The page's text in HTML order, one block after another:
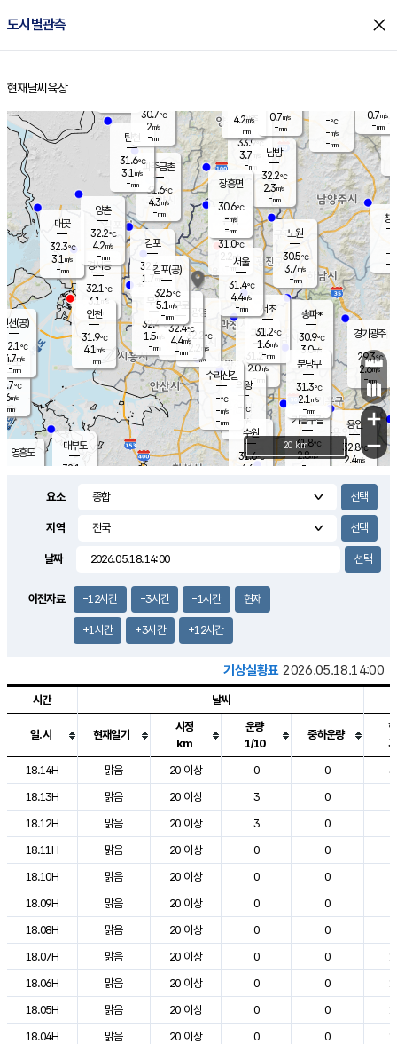
도시별관측 close
홈
현재날씨 육상
의도
℃
m/s
mm
영흥도
양주
33.9℃
3.7
-mm
과천
31.2℃
2.0m/s
- mm
용인
32.8℃
2.4m/s
경기광주
29.3℃
2.6m/s
-mm
4.9m/s
대부도
32.1
경서동
32.1℃
3.1 m/s
-mm
파주금촌
31.6℃
4.3m/s
-mm
-℃
-m/s
-mm
대곶
32.3℃
3.1 m/s
-mm
창
-
-m/
-
탄현
31.6℃
3.1 m/s
-mm
0.7m/s
-mm
의왕
- ℃
m/s
mm
김포
32.4℃
1.7 m/s
mm
광명
32.2 ℃
2.2 m/s
-mm
부천
32.4℃
1.5m/s
-mm
양촌
32.2℃
4.2m/s
-mm
구로
32.4℃
4.4m/s
-mm
은평
31.0℃
2.2 m/s
- mm
노원
30.5℃
3.7m/s
-mm
송파*
30.9℃
3.0m/s
-mm
서초
31.2℃
1.6m/s
-mm
남방
32.2℃
2.3m/s
-mm
기흥구갈
31.8℃
2.8m/s
-
수리산길
-℃
-m/s
-mm
분당구
31.3℃
2.1 m/s
-mm
장흥면
30.6℃
-m/s
-mm
4.2m/s
-mm
인천(공)
32.1℃
4.7m/s
-mm
김포(공)
32.5℃
5.1 m/s
-mm
수원
31.6℃
4.6 m/s
인천
31.9℃
4.1 m/s
-mm
서울
31.4℃
4.4m/s
-mm
30.7℃
2m/s
-mm
0.7m/s
-mm
+
−
20 km
요소
지역
날짜
이전자료 -12시간 -3시간 -1시간 현재
+1시간 +3시간 +12시간
기상실황표 2026.05.18.14:00
도시별 기상실황표로 지점, 날씨, 기온, 강수, 바람, 기압등을 안내한 표입
시간 날씨
일.시 현재일기
시정
km
운량
1/10
중하운량
18.14H
맑음 20 이상 0 0
18.13H
맑음 20 이상 3 0
18.12H
맑음 20 이상 3 0
18.11H
맑음 20 이상 0 0
18.10H
맑음 20 이상 0 0
18.09H
맑음 20 이상 0 0
18.08H
맑음 20 이상 0 0
18.07H
맑음 20 이상 0 0
18.06H
맑음 20 이상 0 0
18.05H
맑음 20 이상 0 0
18.04H
맑음 20 이상 0 0